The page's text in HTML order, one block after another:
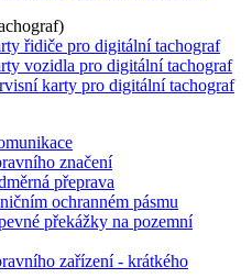
řidiče pro digitální tachograf
vozidla pro digitální tachograf
karty pro digitální tachograf
značení
přeprava
ochranném pásmu
překážky na pozemní
zařízení - krátkého